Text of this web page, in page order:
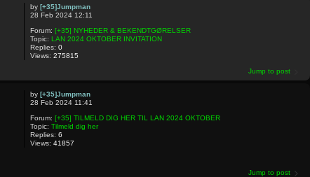
by [+35]Jumpman
28 Feb 2024 12:11
Forum: [+35] NYHEDER & BEKENDTGØRELSER
Topic: LAN 2024 OKTOBER INVITATION
Replies: 0
Views: 275815
Jump to post
by [+35]Jumpman
28 Feb 2024 11:41
Forum: [+35] TILMELD DIG HER TIL LAN 2024 OKTOBER
Topic: Tilmeld dig her
Replies: 6
Views: 41857
Jump to post